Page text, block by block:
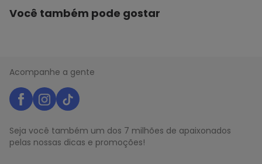
Você também pode gostar
Acompanhe a gente
Seja você também um dos 7 milhões de apaixonados
pelas nossas dicas e promoções!